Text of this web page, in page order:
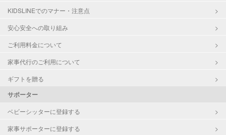
KIDSLINEでのマナー・注意点
安心安全への取り組み
ご利用料金について
家事代行のご利用について
ギフトを贈る
サポーター
ベビーシッターに登録する
家事サポーターに登録する